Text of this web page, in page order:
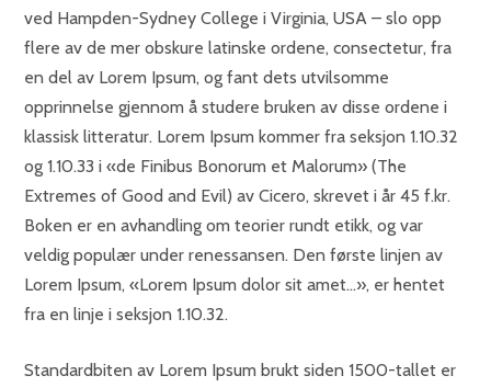
ved Hampden-Sydney College i Virginia, USA – slo opp
flere av de mer obskure latinske ordene, consectetur, fra
en del av Lorem Ipsum, og fant dets utvilsomme
opprinnelse gjennom å studere bruken av disse ordene i
klassisk litteratur. Lorem Ipsum kommer fra seksjon 1.10.32
og 1.10.33 i «de Finibus Bonorum et Malorum» (The
Extremes of Good and Evil) av Cicero, skrevet i år 45 f.kr.
Boken er en avhandling om teorier rundt etikk, og var
veldig populær under renessansen. Den første linjen av
Lorem Ipsum, «Lorem Ipsum dolor sit amet…», er hentet
fra en linje i seksjon 1.10.32.
Standardbiten av Lorem Ipsum brukt siden 1500-tallet er